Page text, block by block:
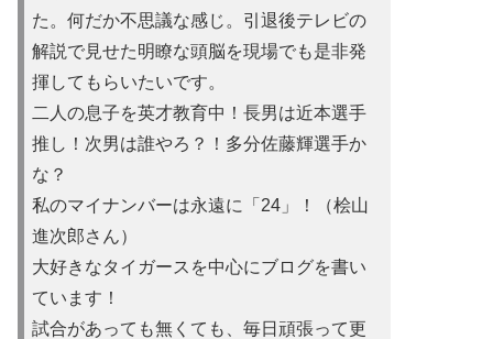
た。何だか不思議な感じ。引退後テレビの
解説で見せた明瞭な頭脳を現場でも是非発
揮してもらいたいです。
二人の息子を英才教育中！長男は近本選手
推し！次男は誰やろ？！多分佐藤輝選手か
な？
私のマイナンバーは永遠に「24」！（桧山
進次郎さん）
大好きなタイガースを中心にブログを書い
ています！
試合があって も無くても、毎日頑張って更